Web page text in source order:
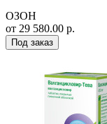
ОЗОН
от 29 580.00 р.
Под заказ